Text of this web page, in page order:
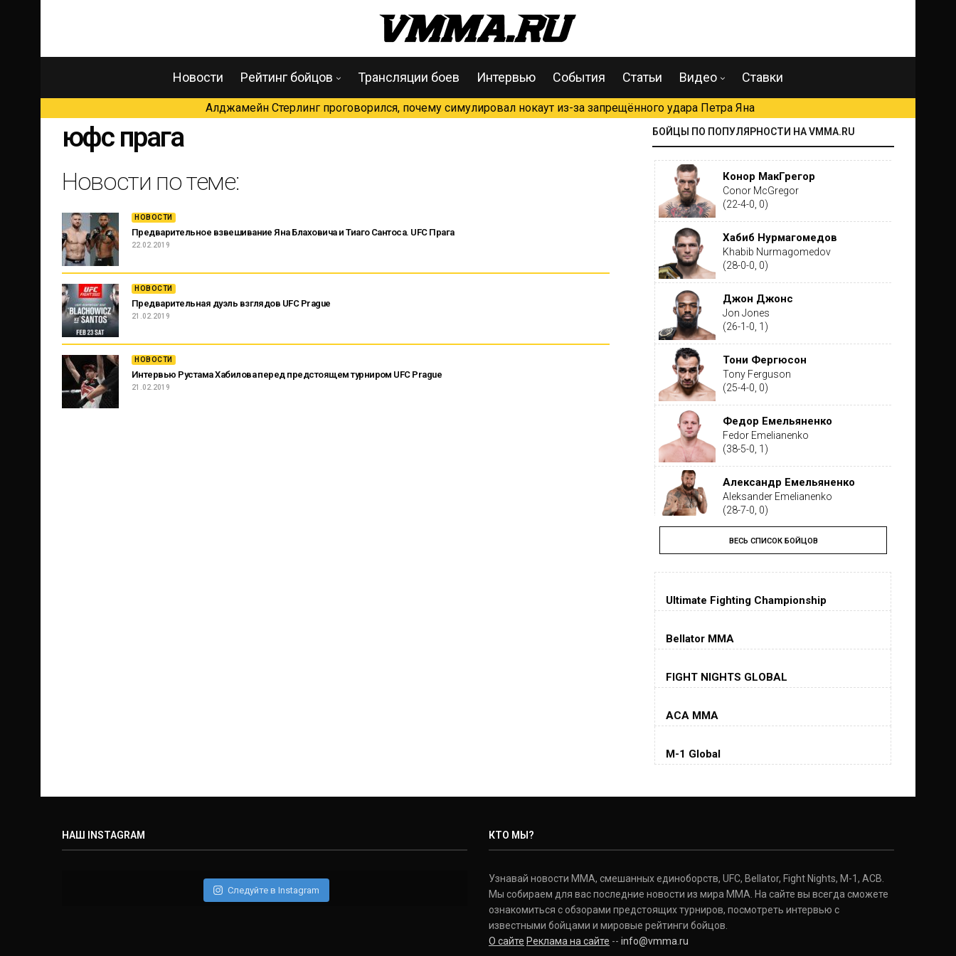
Новости Рейтинг бойцов Трансляции боев Интервью События Статьи Видео Ставки
Алджамейн Стерлинг проговорился, почему симулировал нокаут из-за запрещённого удара Петра Яна
юфс прага
Новости по теме:
НОВОСТИ
Предварительное взвешивание Яна Блаховича и Тиаго Сантоса. UFC Прага
22.02.2019
НОВОСТИ
Предварительная дуэль взглядов UFC Prague
21.02.2019
НОВОСТИ
Интервью Рустама Хабилова перед предстоящем турниром UFC Prague
21.02.2019
БОЙЦЫ ПО ПОПУЛЯРНОСТИ НА VMMA.RU
Конор МакГрегор
Conor McGregor
(22-4-0, 0)
Хабиб Нурмагомедов
Khabib Nurmagomedov
(28-0-0, 0)
Джон Джонс
Jon Jones
(26-1-0, 1)
Тони Фергюсон
Tony Ferguson
(25-4-0, 0)
Федор Емельяненко
Fedor Emelianenko
(38-5-0, 1)
Александр Емельяненко
Aleksander Emelianenko
(28-7-0, 0)
Тайрон Вудли
Tyron Woodley
(19-5-1, 0)
Дастин Порье
(26-6-0, 1)
Jorge Masvidal
Колби Ковингтон
Дэниель Кормье
(22-2-0, 1)
Нэйт Диаз
Nate Diaz
ВЕСЬ СПИСОК БОЙЦОВ
Ultimate Fighting Championship
Bellator MMA
FIGHT NIGHTS GLOBAL
ACA MMA
M-1 Global
НАШ INSTAGRAM
Следуйте в Instagram
КТО МЫ?
Узнавай новости ММА, смешанных единоборств, UFC, Bellator, Fight Nights, M-1, ACB.
Мы собираем для вас последние новости из мира ММА. На сайте вы всегда сможете
ознакомиться с обзорами предстоящих турниров, посмотреть интервью с
известными бойцами и мировые рейтинги бойцов.
О сайте Реклама на сайте -- info@vmma.ru